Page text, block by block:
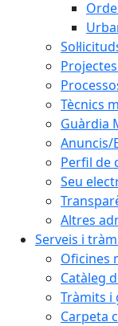
Tècnics
Guàrdia
Anuncis/
Perfil de
Seu
Altres
Serveis i
Oficines
Catàleg
Tràmits i
Carpeta